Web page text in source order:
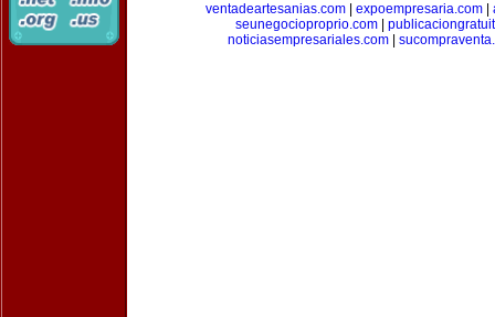
ventadeartesanias.com| expoempresaria.com|
seunegocioproprio.com
noticiasempresariales.com|